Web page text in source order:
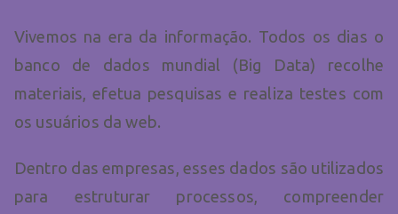
Vivemos na era da informação. Todos os dias o
banco de dados mundial (Big Data) recolhe
materiais, efetua pesquisas e realiza testes com
os usuários da web.
Dentro das empresas, esses dados são utilizados
para estruturar processos, compreender